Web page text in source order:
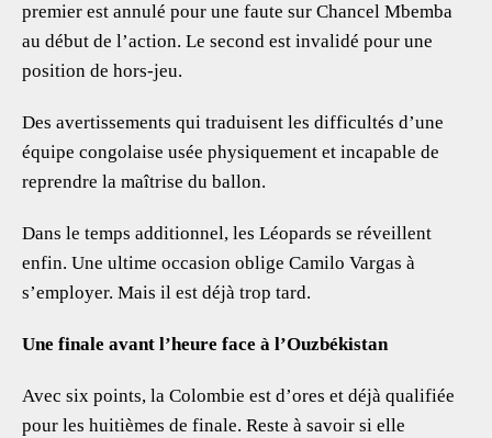
premier est annulé pour une faute sur Chancel Mbemba
au début de l’action. Le second est invalidé pour une
position de hors-jeu.
Des avertissements qui traduisent les difficultés d’une
équipe congolaise usée physiquement et incapable de
reprendre la maîtrise du ballon.
Dans le temps additionnel, les Léopards se réveillent
enfin. Une ultime occasion oblige Camilo Vargas à
s’employer. Mais il est déjà trop tard.
Une finale avant l’heure face à l’Ouzbékistan
Avec six points, la Colombie est d’ores et déjà qualifiée
pour les huitièmes de finale. Reste à savoir si elle